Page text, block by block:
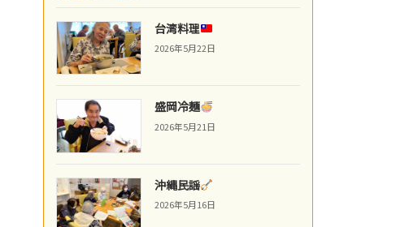
台湾料理
2026年5月22日
盛岡冷麺
2026年5月21日
沖縄民謡
2026年5月16日